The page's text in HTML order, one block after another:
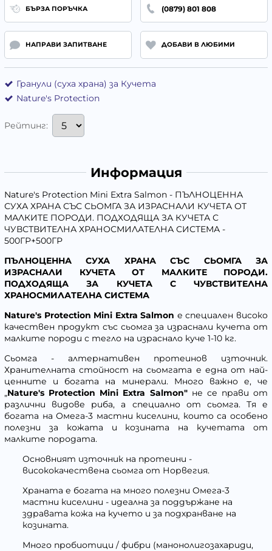
БЪРЗА ПОРЪЧКА (0879) 801 808
НАПРАВИ ЗАПИТВАНЕ ДОБАВИ В ЛЮБИМИ
Гранули (суха храна) за Кучета
Nature's Protection
Рейтинг:
Информация
Nature's Protection Mini Extra Salmon - ПЪЛНОЦЕННА
СУХА ХРАНА СЪС СЬОМГА ЗА ИЗРАСНАЛИ КУЧЕТА ОТ
МАЛКИТЕ ПОРОДИ. ПОДХОДЯЩА ЗА КУЧЕТА С
ЧУВСТВИТЕЛНА ХРАНОСМИЛАТЕЛНА СИСТЕМА -
500ГР+500ГР
ПЪЛНОЦЕННА СУХА ХРАНА СЪС СЬОМГА ЗА
ИЗРАСНАЛИ КУЧЕТА ОТ МАЛКИТЕ ПОРОДИ.
ПОДХОДЯЩА ЗА КУЧЕТА С ЧУВСТВИТЕЛНА
ХРАНОСМИЛАТЕЛНА СИСТЕМА
Nature's Protection Mini Extra Salmon е специален високо
качествен продукт със сьомга за израснали кучета от
малките породи с тегло на израснало куче 1-10 кг.
Сьомга - алтернативен протеинов източник.
Хранителната стойност на сьомгата е една от най-
ценните и богата на минерали. Много важно е, че
„Nature's Protection Mini Extra Salmon"не се прави от
различни видове риба, а специално от сьомга. Тя е
богата на Омега-3 мастни киселини, които са особено
полезни за кожата и козината на кучетата от
малките породата.
Основният източник на протеини -
висококачествена сьомга от Норвегия.
Храната е богата на много полезни Омега-3
мастни киселини - идеална за поддържане на
здравата кожа на кучето и за подхранване на
козината.
Много пробиотици / фибри (манонолигозахариди,